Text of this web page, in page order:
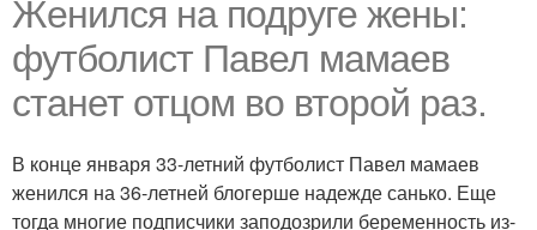
Женился на подруге жены:
футболист Павел мамаев
станет отцом во второй раз.
В конце января 33-летний футболист Павел мамаев
женился на 36-летней блогерше надежде санько. Еще
тогда многие подписчики заподозрили беременность из-